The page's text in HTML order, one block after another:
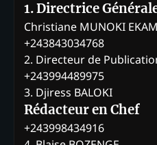
1. Directrice
Christiane MUNOKI
+243843034768
2. Directeur de
+243994489975
3. Djiress BALOKI
Rédacteur en Chef
+243998434916